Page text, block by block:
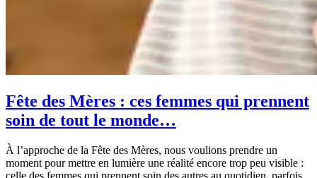
Fête des Mères : ces femmes qui prennent
soin de tout le monde…
À l’approche de la Fête des Mères, nous voulions prendre un
moment pour mettre en lumière une réalité encore trop peu visible :
celle des femmes qui prennent soin des autres au quotidien, parfois